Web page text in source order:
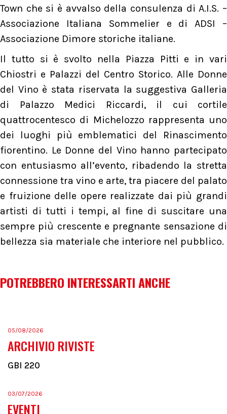
Town che si è avvalso della consulenza di A.I.S. –
Associazione Italiana Sommelier e di ADSI –
Associazione Dimore storiche italiane.
Il tutto si è svolto nella Piazza Pitti e in vari
Chiostri e Palazzi del Centro Storico. Alle Donne
del Vino è stata riservata la suggestiva Galleria
di Palazzo Medici Riccardi, il cui cortile
quattrocentesco di Michelozzo rappresenta uno
dei luoghi più emblematici del Rinascimento
fiorentino. Le Donne del Vino hanno partecipato
con entusiasmo all’evento, ribadendo la stretta
connessione tra vino e arte, tra piacere del palato
e fruizione delle opere realizzate dai più grandi
artisti di tutti i tempi, al fine di suscitare una
sempre più crescente e pregnante sensazione di
bellezza sia materiale che interiore nel pubblico.
POTREBBERO INTERESSARTI ANCHE
05/08/2026
ARCHIVIO RIVISTE
GBI 220
03/07/2026
EVENTI